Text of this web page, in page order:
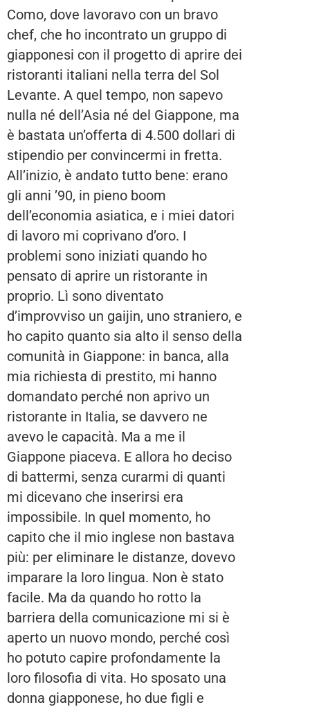
Como, dove lavoravo con un bravo
chef, che ho incontrato un gruppo di
giapponesi con il progetto di aprire dei
ristoranti italiani nella terra del Sol
Levante. A quel tempo, non sapevo
nulla né dell’Asia né del Giappone, ma
è bastata un’offerta di 4.500 dollari di
stipendio per convincermi in fretta.
All’inizio, è andato tutto bene: erano
gli anni ’90, in pieno boom
dell’economia asiatica, e i miei datori
di lavoro mi coprivano d’oro. I
problemi sono iniziati quando ho
pensato di aprire un ristorante in
proprio. Lì sono diventato
d’improvviso un gaijin, uno straniero, e
ho capito quanto sia alto il senso della
comunità in Giappone: in banca, alla
mia richiesta di prestito, mi hanno
domandato perché non aprivo un
ristorante in Italia, se davvero ne
avevo le capacità. Ma a me il
Giappone piaceva. E allora ho deciso
di battermi, senza curarmi di quanti
mi dicevano che inserirsi era
impossibile. In quel momento, ho
capito che il mio inglese non bastava
più: per eliminare le distanze, dovevo
imparare la loro lingua. Non è stato
facile. Ma da quando ho rotto la
barriera della comunicazione mi si è
aperto un nuovo mondo, perché così
ho potuto capire profondamente la
loro filosofia di vita. Ho sposato una
donna giapponese, ho due figli e